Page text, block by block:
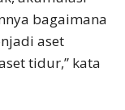
bagaimana
aset
tidur,” kata